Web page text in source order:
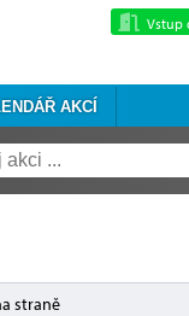
Vstup
AKCÍ
straně